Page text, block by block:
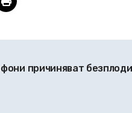
причиняват